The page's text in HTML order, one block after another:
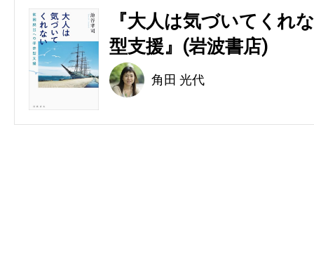
『大人は気づいてくれ
型支援』(岩波書店)
角田 光代